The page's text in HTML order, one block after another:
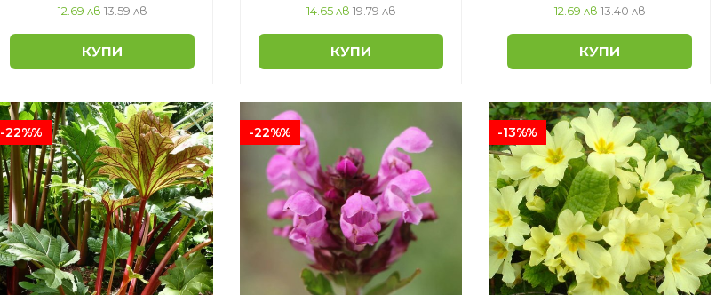
12.69 лв 13.59 лв
КУПИ
14.65 лв 19.79 лв
КУПИ
12.69 лв 13.40 лв
КУПИ
-22%% -22%% -13%%